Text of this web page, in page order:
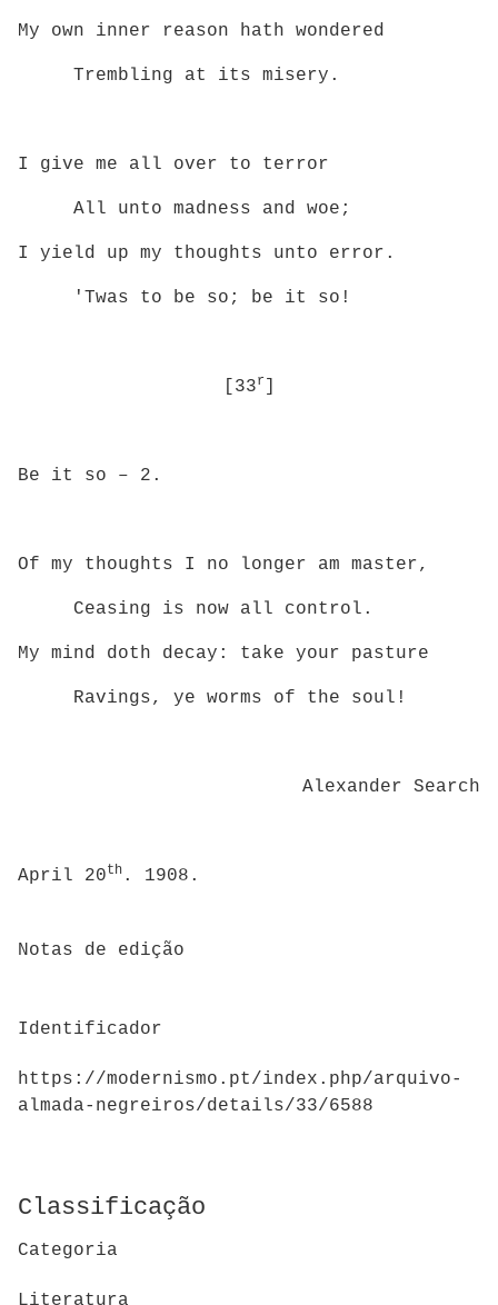
My own inner reason hath wondered
Trembling at its misery.
I give me all over to terror
All unto madness and woe;
I yield up my thoughts unto error.
'Twas to be so; be it so!
[33r
Be it so – 2.
Of my thoughts I no longer am master,
Ceasing is now all control.
My mind doth decay: take your pasture
Ravings, ye worms of the soul!
Alexander Search
April 20th . 1908.
Notas de edição
Identificador
https://modernismo.pt/index.php/arquivo-
almada-negreiros/details/33/6588
Classificação
Categoria
Literatura